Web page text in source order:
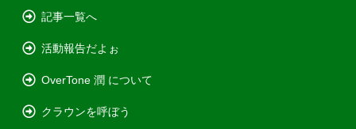
記事一覧へ
活動報告だよぉ
OverTone 潤 について
クラウンを呼ぼう